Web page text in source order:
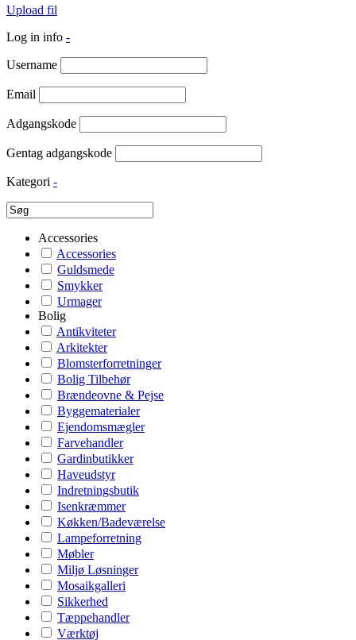
Upload fil
Log in info -
Username
Email
Adgangskode
Gentag adgangskode
Kategori -
Accessories
Accessories
Guldsmede
Smykker
Urmager
Bolig
Antikviteter
Arkitekter
Blomsterforretninger
Bolig Tilbehør
Brændeovne & Pejse
Byggematerialer
Ejendomsmægler
Farvehandler
Gardinbutikker
Haveudstyr
Indretningsbutik
Isenkræmmer
Køkken/Badeværelse
Lampeforretning
Møbler
Miljø Løsninger
Mosaikgalleri
Sikkerhed
Tæppehandler
Værktøj